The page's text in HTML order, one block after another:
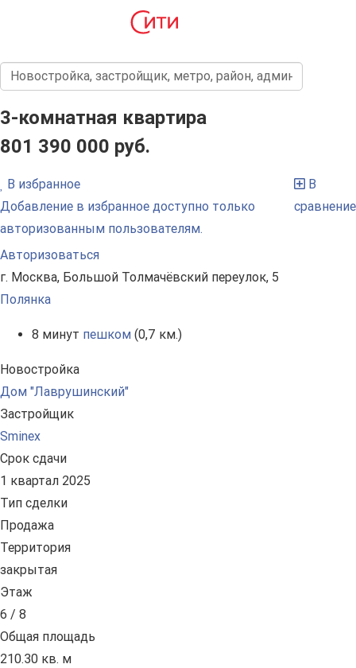
3-комнатная квартира
801 390 000 руб.
В избранное
Добавление в избранное доступно только
авторизованным пользователям.
Авторизоваться
В
сравнение
г. Москва, Большой Толмачёвский переулок, 5
Полянка
8 минут пешком (0,7 км.)
Новостройка
Дом "Лаврушинский"
Застройщик
Sminex
Срок сдачи
1 квартал 2025
Тип сделки
Продажа
Территория
закрытая
Этаж
6 / 8
Общая площадь
210.30 кв. м